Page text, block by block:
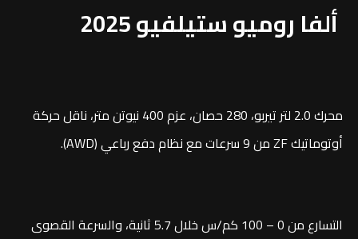
ألفا روميو ستيلفيو 2025
محرك 2.0 لتر تيربو، 280 حصان، عزم 400 نيوتن متر، ناقل حركة
أوتوماتيك ZF من 9 سرعات مع نظام دفع رباعي (AWD).
التسارع من 0 – 100 كم/س خلال 5.7 ثانية، والسرعة القصوى